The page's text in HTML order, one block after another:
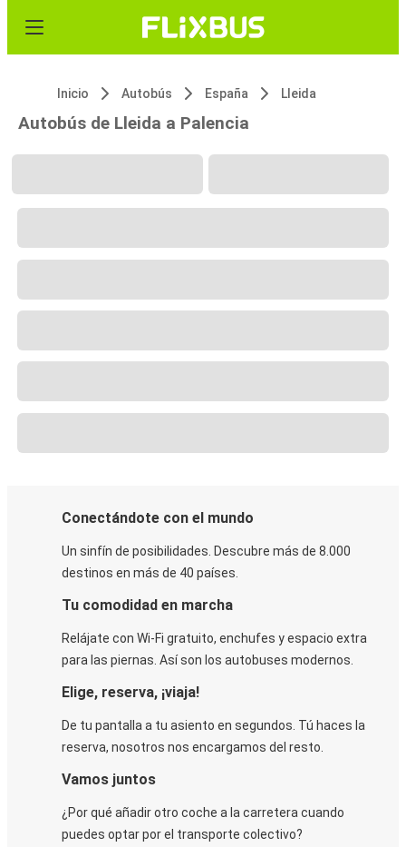
Inicio Autobús España Lleida
Autobús de Lleida a Palencia
Conectándote con el mundo
Un sinfín de posibilidades. Descubre más de 8.000
destinos en más de 40 países.
Tu comodidad en marcha
Relájate con Wi-Fi gratuito, enchufes y espacio extra
para las piernas. Así son los autobuses modernos.
Elige, reserva, ¡viaja!
De tu pantalla a tu asiento en segundos. Tú haces la
reserva, nosotros nos encargamos del resto.
Vamos juntos
¿Por qué añadir otro coche a la carretera cuando
puedes optar por el transporte colectivo?